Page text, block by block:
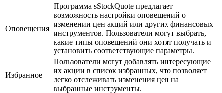
Оповещения
Программа sStockQuote предлагает
возможность настройки оповещений о
изменении цен акций или других финансовых
инструментов. Пользователи могут выбрать,
какие типы оповещений они хотят получать и
установить соответствующие параметры.
Избранное
Пользователи могут добавлять интересующие
их акции в список избранных, что позволяет
легко отслеживать изменения цен на
выбранные инструменты.